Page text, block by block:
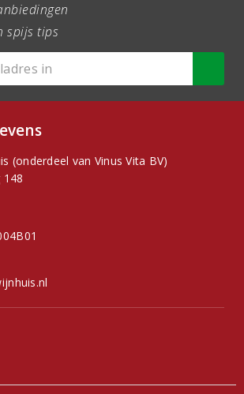
spijs tips
(onderdeel van Vinus Vita BV)